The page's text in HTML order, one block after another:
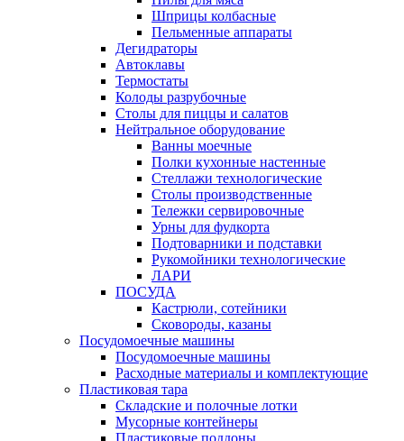
Шприцы колбасные
Пельменные аппараты
Дегидраторы
Автоклавы
Термостаты
Колоды разрубочные
Столы для пиццы и салатов
Нейтральное оборудование
Ванны моечные
Полки кухонные настенные
Стеллажи технологические
Столы производственные
Тележки сервировочные
Урны для фудкорта
Подтоварники и подставки
Рукомойники технологические
ЛАРИ
ПОСУДА
Кастрюли, сотейники
Сковороды, казаны
Посудомоечные машины
Посудомоечные машины
Расходные материалы и комплектующие
Пластиковая тара
Складские и полочные лотки
Мусорные контейнеры
Пластиковые поддоны